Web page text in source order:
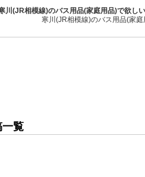
川(JR相模線)のバス用品(家庭用品)で欲し
寒川(JR相模線)のバス用品(家
一覧